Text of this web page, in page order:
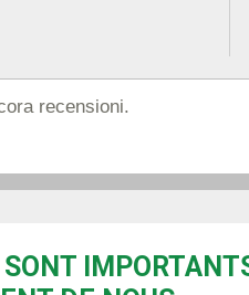
recensioni.